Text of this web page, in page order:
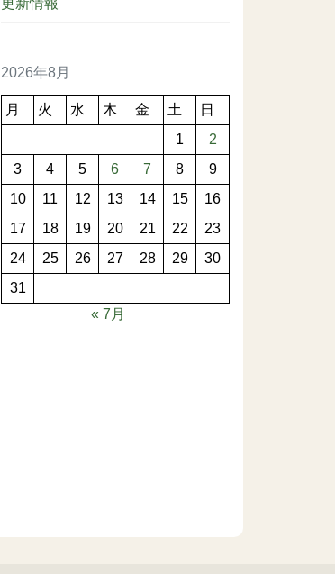
2026年8月
月 火 水 木 金 土
日
1
2
3
4 5 6 7 8
9
10
11 12 13 14 15
16
17
18 19 20 21 22
23
24
25 26 27 28 29
30
31
« 7月